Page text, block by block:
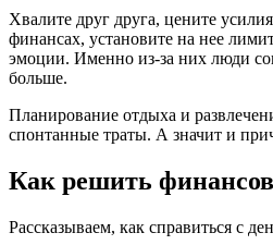
Хвалите друг друга, цените
финансах, установите на нее
эмоции. Именно из-за них люди
больше.
Планирование отдыха и
спонтанные траты. А значит и
Как решить
Рассказываем, как справиться с